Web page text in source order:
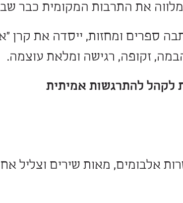
לקיום חברתי תקין.
ספרים שעוסקים בערכים,
התרבות המקומית כבר שבעה
ייסדה את קרן “אמ"י”